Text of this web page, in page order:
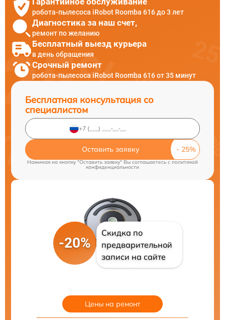
робота-пылесоса iRobot Roomba 616 до 3 лет
Диагностика за наш счет,
ремонт по желанию
Бесплатный выезд курьера
в день обращения
Срочный ремонт
робота-пылесоса iRobot Roomba 616 от 35 минут
Бесплатная консультация со
специалистом
Оставить заявку
Нажимая на кнопку "Оставить заявку" Вы соглашаетесь cполитикой
конфиденциальности
-20%
Скидка по
предварительной
записи на сайте
Цены на ремонт